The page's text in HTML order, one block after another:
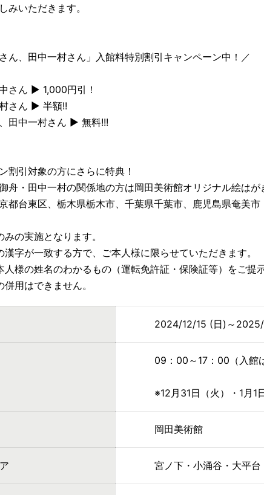
みいただきます。
ん、田中一村さん」入館料特別割引キャンペーン中！／
さん ▶ 1,000円引！
さん ▶ 半額!!
田中一村さん ▶ 無料!!!
割引対象の方にさらに特典！
舟・田中一村の関係地の方は岡田美術館オリジナル絵はが
都台東区、栃木県栃木市、千葉県千葉市、鹿児島県奄美市
の実施となります。
字が一致する方で、ご本人様に限らせていただきます。
様の姓名のわかるもの（運転免許証・保険証等）をご提
用はできません。
2024/12/15 (日)～
09：00～17：00（入館
※12月31日（火）・1月1
岡田美術館
宮ノ下・小涌谷・大平台